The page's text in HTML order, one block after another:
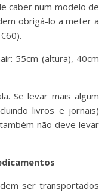
caber num modelo de
obrigá-lo a meter a
55cm (altura), 40cm
Se levar mais algum
livros e jornais)
não deve levar
ser transportados